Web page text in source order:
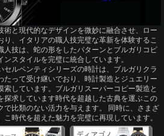
術と現代的​​なデザインを微妙に融合させ、ロー
り、イタリアの職人技完璧な革新を体験するこ
人技は、蛇の形をしたパターンとブルガリコピ
スタイルを完璧に統合しています。
セルペンティシリーズの時計は、ブルガリクラ
たって受け継いでおり、時計製造とジュエリー
しています。ブルガリスーパーコピー製造と
探求しています時代を超越した古典を運ぶこの
で比類のない活力を与えます。 同時に、さまざ
時代を超えた魅力を完璧に再現しています。